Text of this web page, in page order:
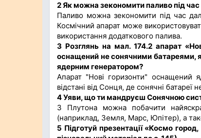
2 Як можна зекономити паливо під
Паливо можна зекономити під час
Космічний апарат може
використання додаткового палива.
3 Розглянь на мал. 174.2 апарат
оснащений не сонячними батареями,
ядерним генератором?
Апарат "Нові горизонти" оснащений
відстані від Сонця, де сонячні
4 Уяви, що ти мандруєш Сонячною
3 Плутона можна побачити
(наприклад, Земля, Марс, Юпітер), а
5 Підготуй презентації «Космо